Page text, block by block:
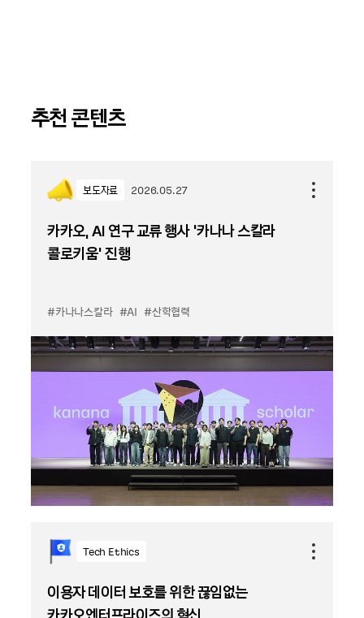
추천 콘텐츠
보도자료 2026.05.27
카카오, AI 연구 교류 행사 ‘카나나 스칼라
콜로키움’ 진행
#카나나스칼라 #AI #산학협력
Tech Ethics
이용자 데이터 보호를 위한 끊임없는